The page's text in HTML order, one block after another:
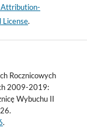
Attribution-
.
Rocznicowych
2009-2019:
Wybuchu II
.